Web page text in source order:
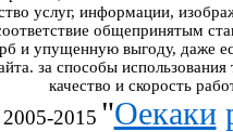
услуг, информации,
общепринятым
и упущенную выгоду, даже
за способы
качество и скорость
2015 "Оекаки